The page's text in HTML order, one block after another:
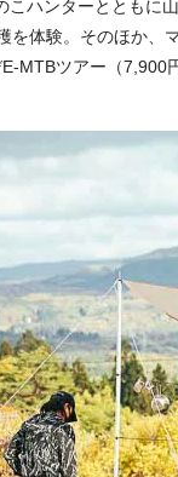
ハンターとともに
を体験。そのほか、
MTBツアー（7,900